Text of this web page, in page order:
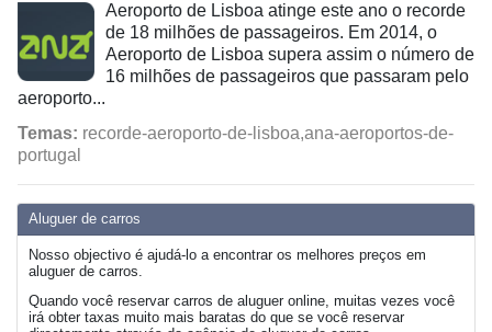
Aluguer de carros
Nosso objectivo é ajudá-lo a encontrar os melhores preços em
aluguer de carros.
Quando você reservar carros de aluguer online, muitas vezes você
irá obter taxas muito mais baratas do que se você reservar
Aeroporto de Lisboa atinge este ano o recorde
de 18 milhões de passageiros. Em 2014, o
Aeroporto de Lisboa supera assim o número de
16 milhões de passageiros que passaram pelo
aeroporto...
Temas: recorde-aeroporto-de-lisboa,ana-aeroportos-de-
portugal